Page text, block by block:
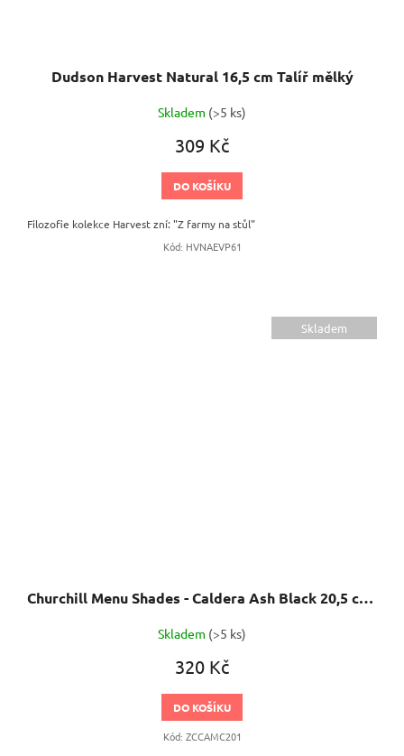
Dudson Harvest Natural 16,5 cm Talíř mělký
Skladem (>5 ks)
309 Kč
DO KOŠÍKU
Filozofie kolekce Harvest zní: "Z farmy na stůl"
Kód: HVNAEVP61
Skladem
Churchill Menu Shades - Caldera Ash Black 20,5 cm Talíř mělký
Skladem (>5 ks)
320 Kč
DO KOŠÍKU
Kód: ZCCAMC201